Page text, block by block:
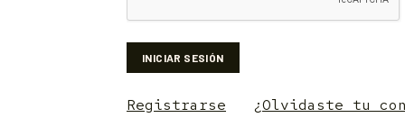
Registrarse ¿Olvidaste tu